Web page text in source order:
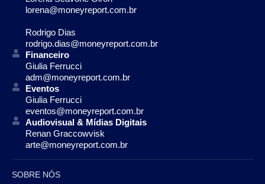
lorena@moneyreport.com.br
Rodrigo Dias
rodrigo.dias@moneyreport.com.br
Financeiro
Giulia Ferrucci
adm@moneyreport.com.br
Eventos
Giulia Ferrucci
eventos@moneyreport.com.br
Audiovisual & Mídias Digitais
Renan Graccowvisk
arte@moneyreport.com.br
SOBRE NÓS